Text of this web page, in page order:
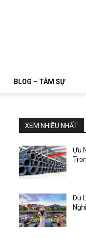
BLOG – TÂM SỰ
XEM NHIỀU NHẤT
Ưu
Du